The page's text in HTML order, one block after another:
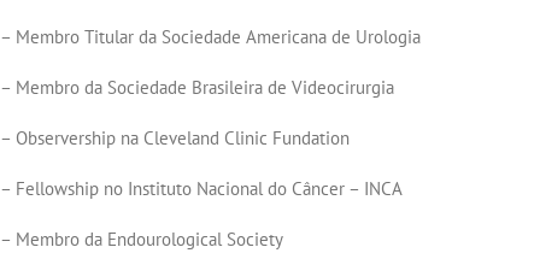
– Membro Titular da Sociedade Americana de Urologia
– Membro da Sociedade Brasileira de Videocirurgia
– Observership na Cleveland Clinic Fundation
– Fellowship no Instituto Nacional do Câncer – INCA
– Membro da Endourological Society